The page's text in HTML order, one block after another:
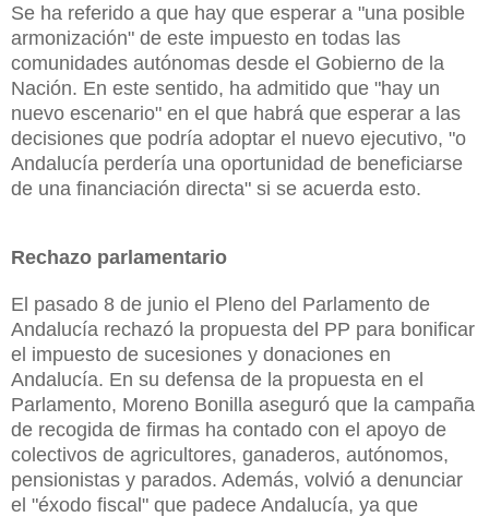
Se ha referido a que hay que esperar a "una posible
armonización" de este impuesto en todas las
comunidades autónomas desde el Gobierno de la
Nación. En este sentido, ha admitido que "hay un
nuevo escenario" en el que habrá que esperar a las
decisiones que podría adoptar el nuevo ejecutivo, "o
Andalucía perdería una oportunidad de beneficiarse
de una financiación directa" si se acuerda esto.
Rechazo parlamentario
El pasado 8 de junio el Pleno del Parlamento de
Andalucía rechazó la propuesta del PP para bonificar
el impuesto de sucesiones y donaciones en
Andalucía. En su defensa de la propuesta en el
Parlamento, Moreno Bonilla aseguró que la campaña
de recogida de firmas ha contado con el apoyo de
colectivos de agricultores, ganaderos, autónomos,
pensionistas y parados. Además, volvió a denunciar
el "éxodo fiscal" que padece Andalucía, ya que